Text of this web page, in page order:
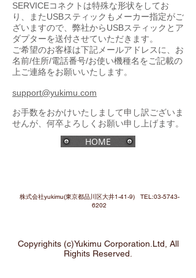
SERVICEコネクトは特殊な形状をしてお
り、またUSBスティックもメーカー指定がご
ざいますので、弊社からUSBスティックとア
ダプターを送付させていただきます。
ご希望のお客様は下記メールアドレスに、お
名前/住所/電話番号/お使い機種名をご記載の
上ご連絡をお願いいたします。
support@yukimu.com
お手数をおかけいたしまして申し訳ございま
せんが、何卒よろしくお願い申し上げます。
HOME
株式会社yukimu(東京都品川区大井1-41-9) TEL:03-5743-
6202
Copyrighits (c)Yukimu Corporation.Ltd, All
Righits Reserved.